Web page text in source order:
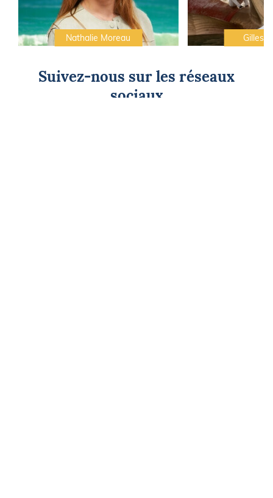
Nathalie Moreau Gilles
Suivez-nous sur les réseaux
sociaux